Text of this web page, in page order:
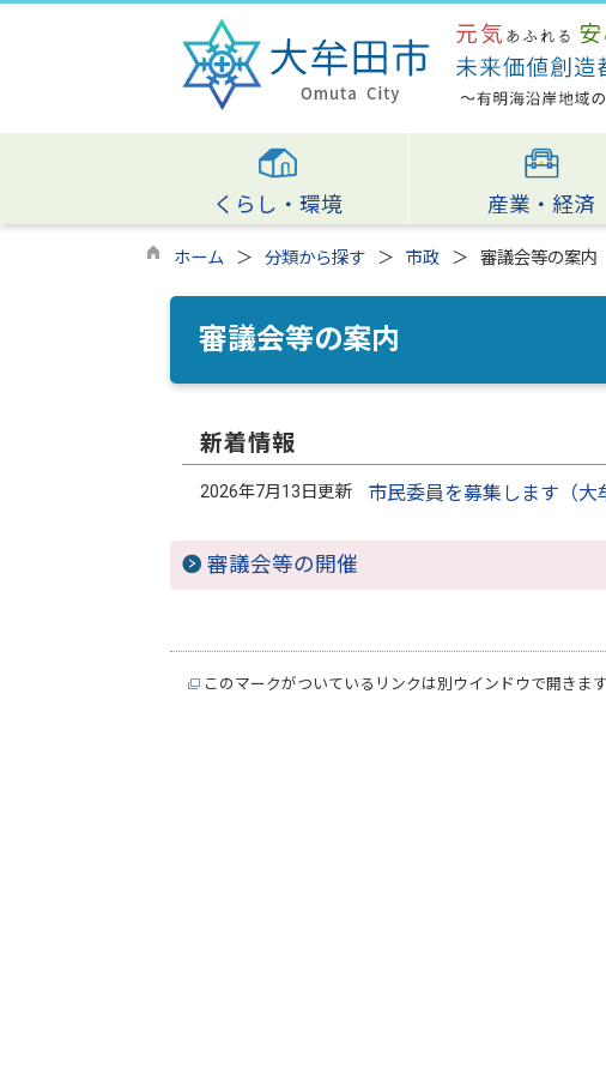
くらし・環境 産業・経済
ホーム 分類から探す 市政 審議会等の案内
審議会等の案内
新着情報
2026年7月13日更新 市民委員を募集します（大
審議会等の開催
このマークがついているリンクは別ウインドウで開きます